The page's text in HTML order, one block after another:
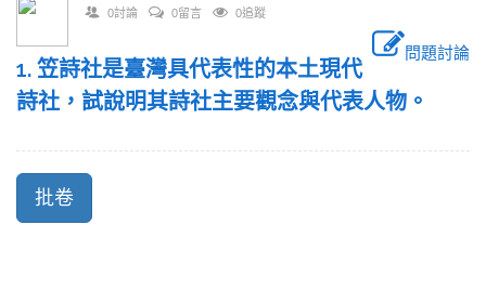
0討論 0留言 0追蹤
問題討論
1. 笠詩社是臺灣具代表性的本土現代
詩社，試說明其詩社主要觀念與代表人物。